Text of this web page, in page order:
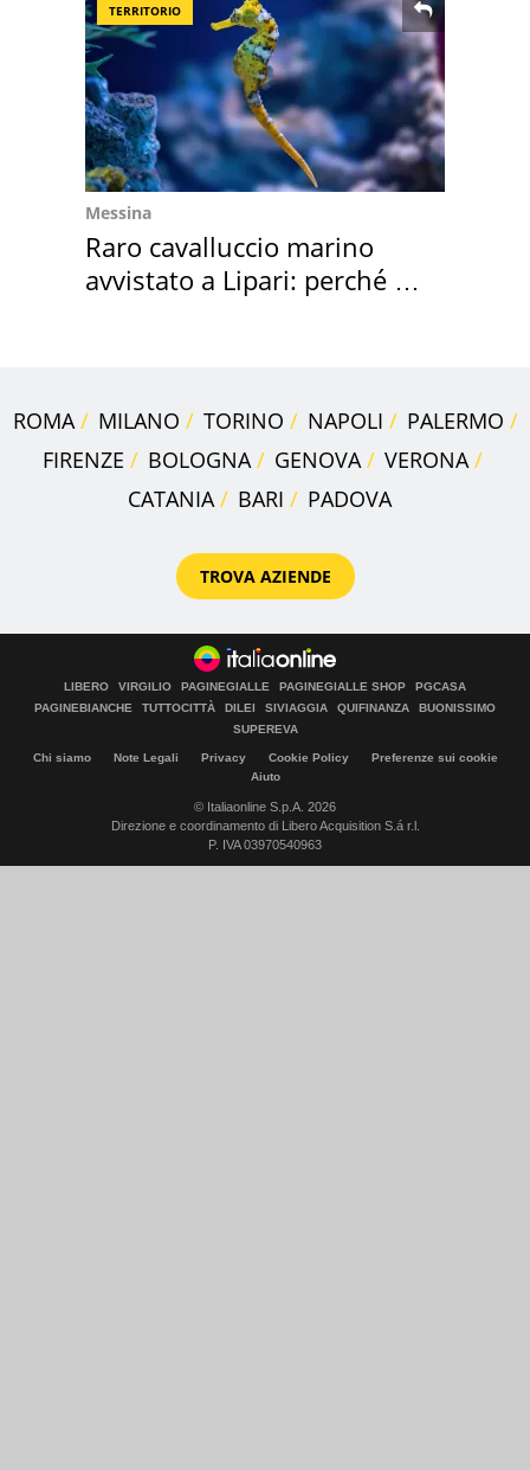
TERRITORIO
Messina
Raro cavalluccio marino
avvistato a Lipari: perché è
ROMA MILANO TORINO NAPOLI
PALERMO
FIRENZE
BOLOGNA GENOVA
VERONA
CATANIA
BARI PADOVA
TROVA AZIENDE
LIBERO VIRGILIO PAGINEGIALLE PAGINEGIALLE SHOP
PGCASA
PAGINEBIANCHE
TUTTOCITTÀ DILEI SIVIAGGIA QUIFINANZA
BUONISSIMO
SUPEREVA
Chi siamo Note Legali Privacy Cookie Policy
Preferenze sui cookie
Aiuto
© Italiaonline S.p.A. 2026
Direzione e coordinamento di Libero Acquisition S.á r.l.
P. IVA 03970540963